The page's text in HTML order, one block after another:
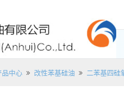
品中心 改性苯基硅油 二苯基四硅